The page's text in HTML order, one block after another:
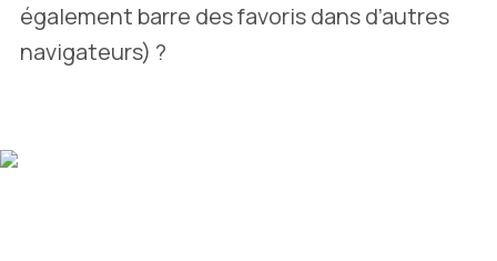
également barre des favoris dans d’autres
navigateurs) ?